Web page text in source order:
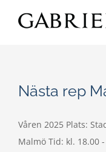
Nästa rep
Våren 2025 Plats:
Malmö Tid: kl. 18.00